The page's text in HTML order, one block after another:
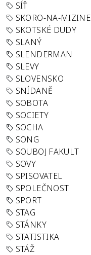
SÍŤ
SKORO-NA-MIZINE
SKOTSKÉ DUDY
SLANÝ
SLENDERMAN
SLEVY
SLOVENSKO
SNÍDANĚ
SOBOTA
SOCIETY
SOCHA
SONG
SOUBOJ FAKULT
SOVY
SPISOVATEL
SPOLEČNOST
SPORT
STAG
STÁNKY
STATISTIKA
STÁŽ